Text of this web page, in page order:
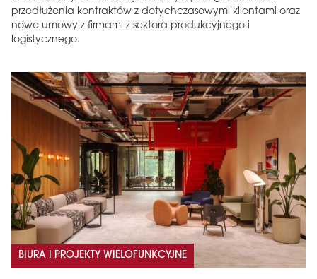
przedłużenia kontraktów z dotychczasowymi klientami oraz
nowe umowy z firmami z sektora produkcyjnego i
logistycznego.
BIURA I PROJEKTY WIELOFUNKCYJNE